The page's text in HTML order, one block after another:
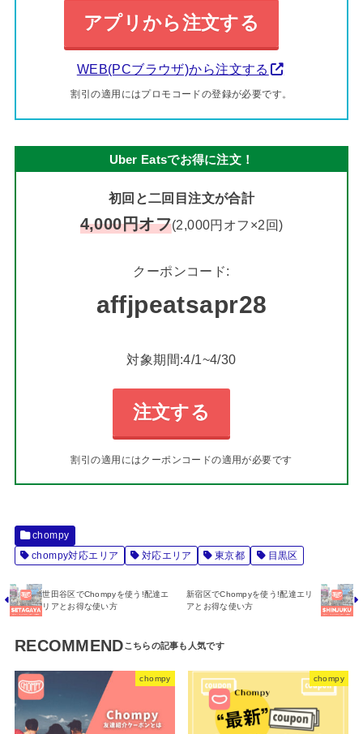
アプリから注文する
WEB(PCブラウザ)から注文する
割引の適用にはプロモコードの登録が必要です。
Uber Eatsでお得に注文！
初回と二回目注文が合計
4,000円オフ(2,000円オフ×2回)
クーポンコード:
affjpeatsapr28
対象期間:4/1~4/30
注文する
割引の適用にはクーポンコードの適用が必要です
chompy
chompy対応エリア
対応エリア 東京都 目黒区
世田谷区でChompyを使う!配達エ
リアとお得な使い方
新宿区でChompyを使う!配達エリ
アとお得な使い方
RECOMMEND
chompy chompy